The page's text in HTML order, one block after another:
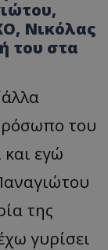
Νικόλας
του στα
του
και εγώ
της
γυρίσει